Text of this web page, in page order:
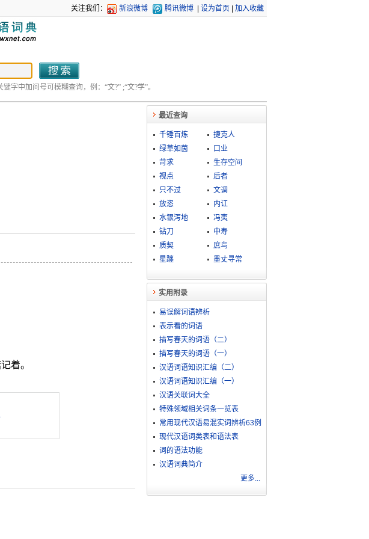
关注我们： 新浪微博 腾讯微博 设为首页 加入收藏
字中加问号可模糊查询，例：“文?” ;“文?学”。
着。
最近查询
千锤百炼
捷克人
绿草如茵
口业
苛求
生存空间
视点
后者
只不过
文调
放恣
内讧
水银泻地
冯夷
钻刀
中寿
质契
庶鸟
星躔
墨丈寻常
实用附录
易误解词语辨析
表示看的词语
描写春天的词语（二）
描写春天的词语（一）
汉语词语知识汇编（二）
汉语词语知识汇编（一）
汉语关联词大全
特殊领域相关词条一览表
常用现代汉语易混实词辨析63例
现代汉语词类表和语法表
词的语法功能
汉语词典简介
更多...